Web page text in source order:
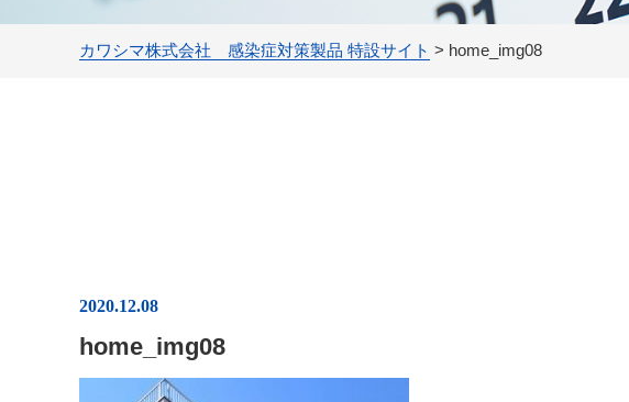
カワシマ株式会社 感染症対策製品 特設サイト > home_img08
2020.12.08
home_img08